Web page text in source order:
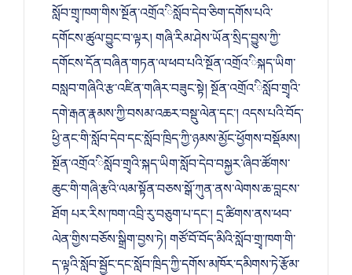
སློབ་གྲྭ་ཁག་གིས་སྔོན་འགྲོའ་ིསློབ་དེབ་ཅིག་དགོས་པའི་
དགོངས་ཚུལ་བྱུང་བ་ལྟར། གཞི་རིམ་ཤེས་ཡོན་སྲིད་བྱུས་ཀྱི་
དགོངས་དོན་བཞིན་གཏན་ལ་ཕབ་པའི་སྔོན་འགྲོའ་ིསྐད་ཡིག་
བསླབ་གཞིའི་རྩ་འཛིན་གཞིར་བཟུང་སྟེ། སྔོན་འགྲོའ་ིསློབ་གྲྭའི་
དགེ་རྒན་རྣམས་ཀྱི་བསམ་འཆར་བསྡུ་ལེན་དང་། འདས་པའི་བོད་
ཕྱི་ནང་གི་སློབ་དེབ་དང་སློབ་ཁྲིད་ཀྱི་ཉམས་མྱོང་ཕྱོགས་བསྡོམས།
སྔོན་འགྲོའ་ིསློབ་གྲྭའི་སྐད་ཡིག་སློབ་དེབ་བསྐྱར་ཞིབ་ཚོགས་
ཆུང་གི་གཞི་རྩའི་ལམ་སྟོན་བཅས་སྒོ་ཀུན་ནས་ལེགས་ཆ་བླངས་
ཐོག པར་རིས་ཁག་འབྲི་རུ་བཅུག་པ་དང་། དྲ་ཚིགས་ནས་ཕབ་
ལེན་གྱིས་བཅོས་སྒྲིག་བྱས་ཏེ། གཙོ་བོ་བོད་མིའི་སློབ་གྲྭ་ཁག་གི་